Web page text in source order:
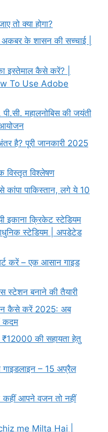
तो क्या होगा?
के शासन की सच्चाई |
इस्तेमाल कैसे करें? |
To Use Adobe
महालनोबिस की जयंती
आयोजन
है? पूरी जानकारी 2025
विस्तृत विश्लेषण
पाकिस्तान, लगे ये 10
इकाना क्रिकेट स्टेडियम
स्टेडियम | अपडेटेड
करें – एक आसान गाइड
स्टेशन बनाने की तैयारी
कैसे करें 2025: अब
कदम
की सहायता हेतु
गाइडलाइन – 15 अप्रैल
कहीं आपने वजन तो नहीं
me Milta Hai |